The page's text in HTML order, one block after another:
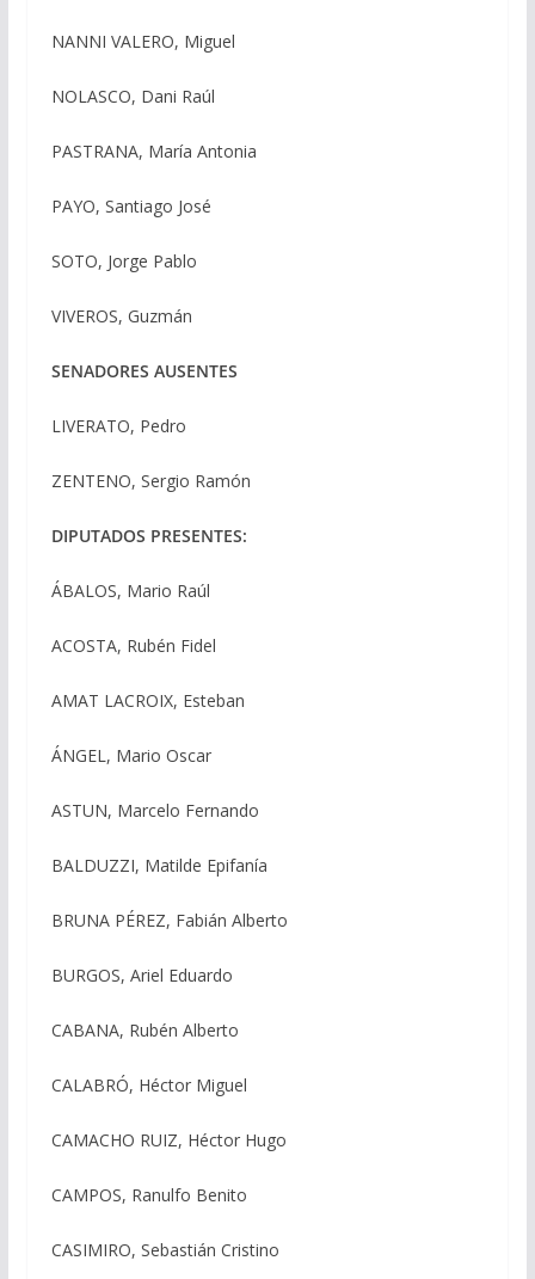
NANNI VALERO, Miguel
NOLASCO, Dani Raúl
PASTRANA, María Antonia
PAYO, Santiago José
SOTO, Jorge Pablo
VIVEROS, Guzmán
SENADORES AUSENTES
LIVERATO, Pedro
ZENTENO, Sergio Ramón
DIPUTADOS PRESENTES:
ÁBALOS, Mario Raúl
ACOSTA, Rubén Fidel
AMAT LACROIX, Esteban
ÁNGEL, Mario Oscar
ASTUN, Marcelo Fernando
BALDUZZI, Matilde Epifanía
BRUNA PÉREZ, Fabián Alberto
BURGOS, Ariel Eduardo
CABANA, Rubén Alberto
CALABRÓ, Héctor Miguel
CAMACHO RUIZ, Héctor Hugo
CAMPOS, Ranulfo Benito
CASIMIRO, Sebastián Cristino